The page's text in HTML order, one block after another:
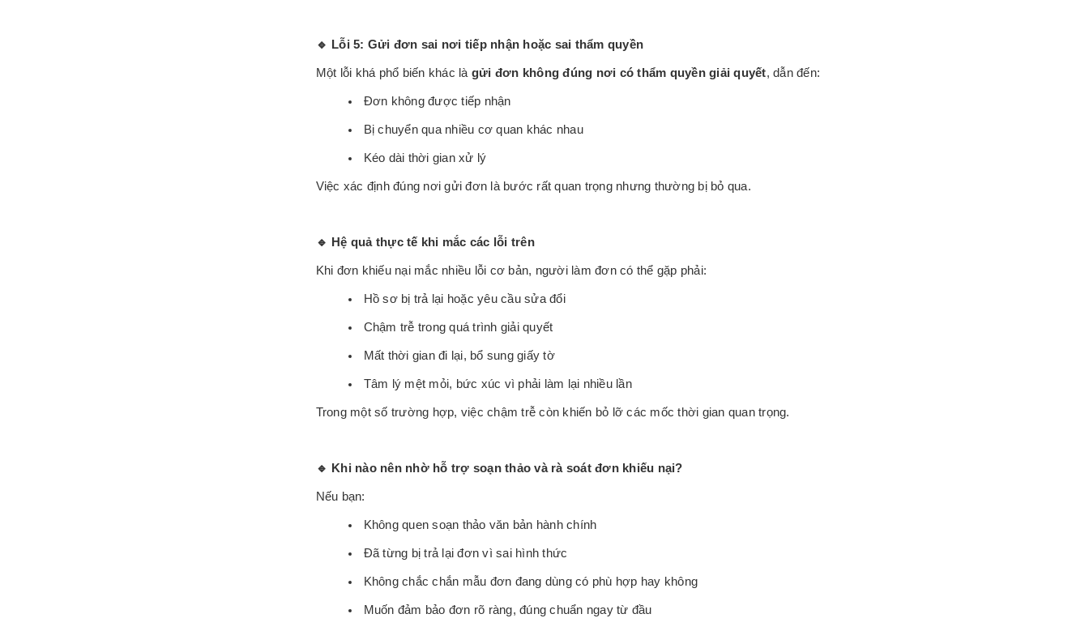
🔹 Lỗi 5: Gửi đơn sai nơi tiếp nhận hoặc sai thẩm quyền
Một lỗi khá phổ biến khác là gửi đơn không đúng nơi có thẩm quyền giải quyết, dẫn đến:
Đơn không được tiếp nhận
Bị chuyển qua nhiều cơ quan khác nhau
Kéo dài thời gian xử lý
Việc xác định đúng nơi gửi đơn là bước rất quan trọng nhưng thường bị bỏ qua.
🔹 Hệ quả thực tế khi mắc các lỗi trên
Khi đơn khiếu nại mắc nhiều lỗi cơ bản, người làm đơn có thể gặp phải:
Hồ sơ bị trả lại hoặc yêu cầu sửa đổi
Chậm trễ trong quá trình giải quyết
Mất thời gian đi lại, bổ sung giấy tờ
Tâm lý mệt mỏi, bức xúc vì phải làm lại nhiều lần
Trong một số trường hợp, việc chậm trễ còn khiến bỏ lỡ các mốc thời gian quan trọng.
🔹 Khi nào nên nhờ hỗ trợ soạn thảo và rà soát đơn khiếu nại?
Nếu bạn:
Không quen soạn thảo văn bản hành chính
Đã từng bị trả lại đơn vì sai hình thức
Không chắc chắn mẫu đơn đang dùng có phù hợp hay không
Muốn đảm bảo đơn rõ ràng, đúng chuẩn ngay từ đầu